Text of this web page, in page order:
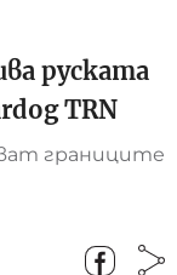
руската
TRN
границите